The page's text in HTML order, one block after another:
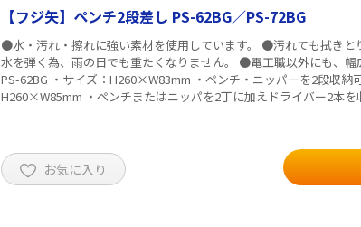
【フジ矢】ペンチ2段差し PS-62BG／PS-72BG
●水・汚れ・擦れに強い素材を使用しています。 ●汚れても拭き
水を弾く為、雨の日でも重たくなりません。 ●電工職以外にも、幅広い
PS-62BG ・サイズ：H260×W83mm ・ペンチ・ニッパーを2段収納
H260×W85mm ・ペンチまたはニッパを2丁に加えドライバー2本を
お気に入り